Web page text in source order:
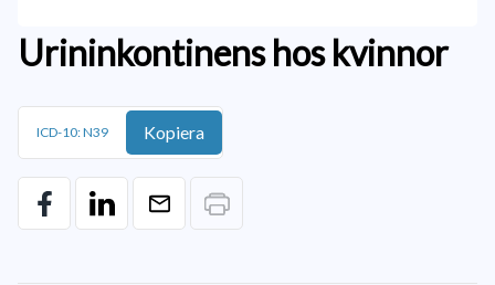
Urininkontinens hos kvinnor
ICD-10: N39 Kopiera